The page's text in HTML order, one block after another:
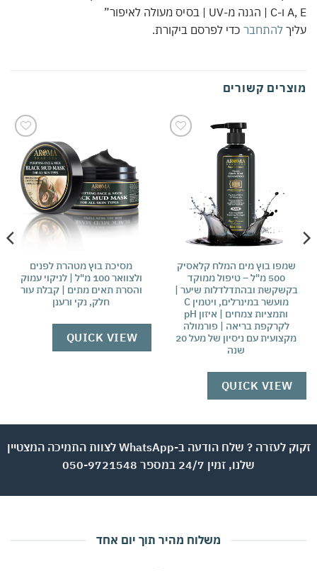
A, E ו-C | הגנה מ-UV | בסיס מעולה לאיפור”
עליך להתחבר כדי לפרסם ביקורת.
מוצרים קשורים
שמפו בוץ מים המלח קלאסיק
500 מ"ל – טיפול ממוקד
בקשקשת ובהתדלדלות שיער |
מועשר במינרלים, ויטמין C
ותמציות צמחים | איזון pH
לקרקפת בריאה | פורמולה
מקצועית עם ניסיון של מעל 20
שנה
QUICK VIEW
אהבתי
מסיכת בוץ מטהרת לפנים
ולצוואר 100 מ"ל | לניקוי עמוק
והסרת תאים מתים | קבלת עור
חלק, נקי ורענן
QUICK VIEW
זקוק לעזרה ? שלח הודעה ב-WhatsApp לצוות התמיכה המצטיין
שלנו, זמין 24/7 במספר 050-9721548
משלוח מהיר תוך יום אחד